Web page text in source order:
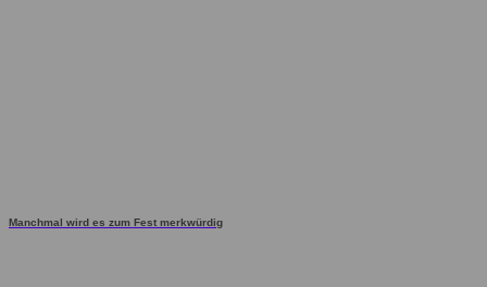
Manchmal wird es zum Fest merkwürdig